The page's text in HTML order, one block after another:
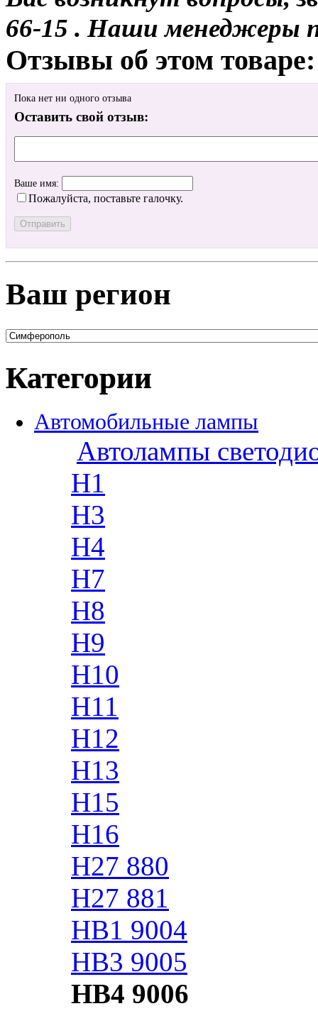
66-15 . Наши менеджеры
Отзывы об этом товаре:
Пока нет ни одного отзыва
Оставить свой отзыв:
Ваше имя:
Пожалуйста, поставьте галочку.
Ваш регион
Категории
Автомобильные лампы
Автолампы
H1
H3
H4
H7
H8
H9
H10
H11
H12
H13
H15
H16
H27 880
H27 881
HB1 9004
HB3 9005
HB4 9006